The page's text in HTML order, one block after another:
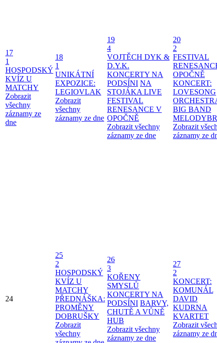
17
1
HOSPODSKÝ
KVÍZ U
MATCHY
Zobrazit
všechny
záznamy ze
dne
18
1
UNIKÁTNÍ
EXPOZICE:
LEGIOVLAK
Zobrazit
všechny
záznamy ze dne
19
4
VOJTĚCH DYK &
D.Y.K.
KONCERTY NA
PODSÍNI NA
STOJÁKA LIVE
FESTIVAL
RENESANCE V
OPOČNĚ
Zobrazit všechny
záznamy ze dne
20
2
FESTIVAL
OPOČNĚ
KONCERT:
LOVESONG
BIG BAND
Zobrazit
záznamy ze
24
25
2
HOSPODSKÝ
KVÍZ U
MATCHY
PŘEDNÁŠKA:
PROMĚNY
DOBRUŠKY
Zobrazit
všechny
26
3
KOŘENY
SMYSLŮ
KONCERTY NA
PODSÍNI BARVY,
CHUTĚ A VŮNĚ
HUB
Zobrazit všechny
záznamy ze dne
27
2
KONCERT:
KOMUNÁL
DAVID
KUDRNA
KVARTET
Zobrazit
záznamy ze